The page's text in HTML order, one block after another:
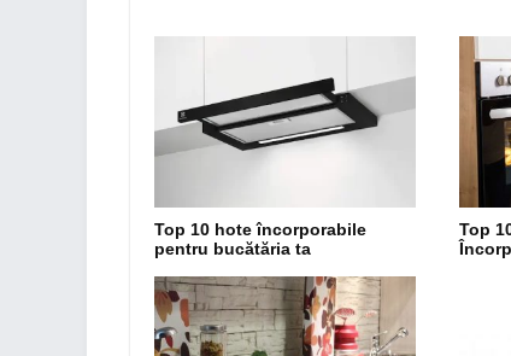
Top 10 hote încorporabile
pentru bucătăria ta
Top